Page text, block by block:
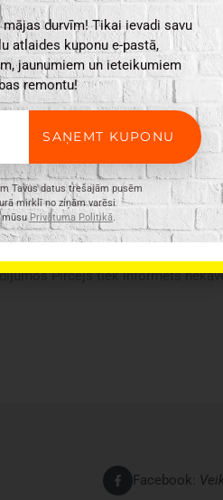
visas produkta īpašības.
Pircējs tiek informēts
Facebook:
durvīm! Tikai ievadi savu
atlaides kuponu e-pastā,
jaunumiem un ieteikumiem
remontu!
SAŅEMT KUPONU
Tavus datus trešajām pusēm
mirklī no ziņām varēsi
mūsuPrivātuma Politikā.